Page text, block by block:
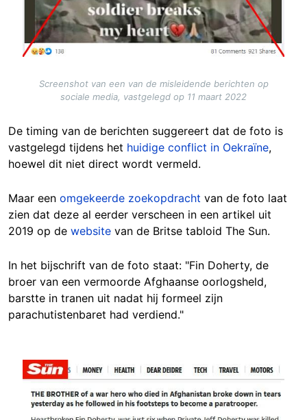
Screenshot van een van de misleidende berichten op
sociale media, vastgelegd op 11 maart 2022
De timing van de berichten suggereert dat de foto is
vastgelegd tijdens het huidige conflict in Oekraïne,
hoewel dit niet direct wordt vermeld.
Maar een omgekeerde zoekopdracht van de foto laat
zien dat deze al eerder verscheen in een artikel uit
2019 op de website van de Britse tabloid The Sun.
In het bijschrift van de foto staat: "Fin Doherty, de
broer van een vermoorde Afghaanse oorlogsheld,
barstte in tranen uit nadat hij formeel zijn
parachutistenbaret had verdiend."
Image